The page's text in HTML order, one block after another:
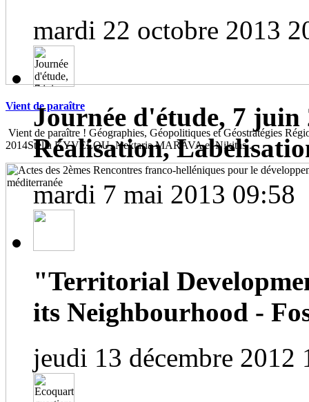
Vient de paraître
Vient de paraître ! Géographies, Géopolitiques et Géostratégies
2014Stella KYVELOU, Nektaria MARAVA et Nikitas...
mardi 22 octobre 2013
Journée d'étude, 7
Réalisation,
mardi 7 mai 2013 09:58
"Territorial
its Neighbourhood -
jeudi 13 décembre 2012